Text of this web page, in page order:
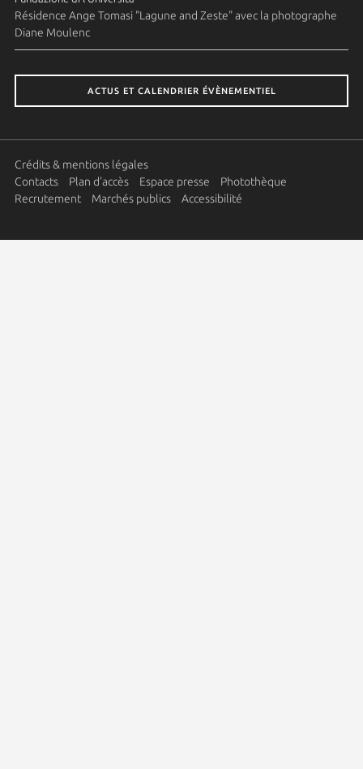
Résidence Ange Tomasi "Lagune and Zeste" avec la photographe
Diane Moulenc
ACTUS ET CALENDRIER ÉVÈNEMENTIEL
Crédits & mentions légales
Contacts
Plan d'accès Espace presse
Photothèque
Recrutement
Marchés publics Accessibilité